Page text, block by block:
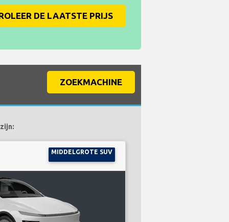
DE LAATSTE PRIJS
ZOEKMACHINE
MIDDELGROTE SUV